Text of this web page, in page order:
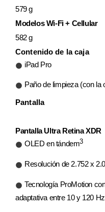
579 g
Modelos Wi‑Fi + Cellular
582 g
Contenido de la caja
iPad Pro
Paño de limpieza (con la
Pantalla
Pantalla Ultra Retina XDR
OLED en tándem3
Resolución de 2.752 x
Tecnología ProMotion
adaptativa entre 10 y 120 Hz